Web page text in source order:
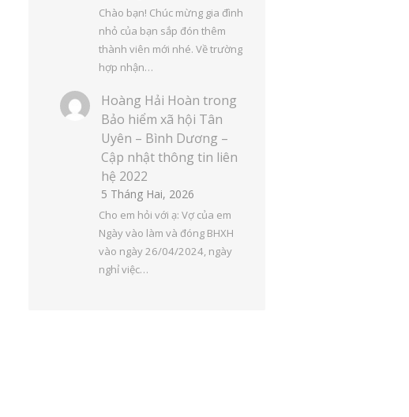
Chào bạn! Chúc mừng gia đình
nhỏ của bạn sắp đón thêm
thành viên mới nhé. Về trường
hợp nhận…
Hoàng Hải Hoàn trong
Bảo hiểm xã hội Tân
Uyên – Bình Dương –
Cập nhật thông tin liên
hệ 2022
5 Tháng Hai, 2026
Cho em hỏi với ạ: Vợ của em
Ngày vào làm và đóng BHXH
vào ngày 26/04/2024, ngày
nghỉ việc…